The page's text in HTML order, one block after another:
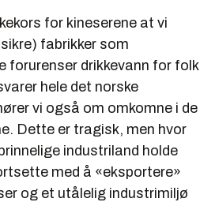
for kineserene at vi
fabrikker som
forurenser drikkevann for folk
hele det norske
vi også om omkomne i de
Dette er tragisk, men hvor
industriland holde
med å «eksportere»
og et utålelig industrimiljø